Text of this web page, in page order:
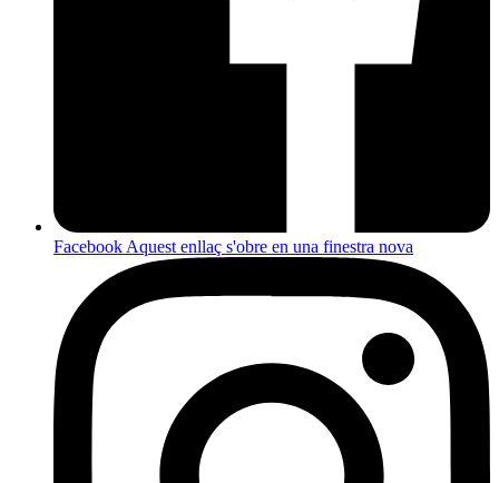
Facebook Aquest enllaç s'obre en una finestra nova